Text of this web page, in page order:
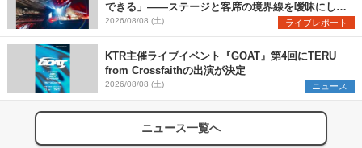
できる」――ステージと客席の境界線を曖昧にし
た、ツアーファイナル武道館公演レポート
2026/08/08 (土) ライブレポート
KTR主催ライブイベント『GOAT』第4回にTERU
from Crossfaithの出演が決定
2026/08/08 (土) ニュース
ニュース一覧へ